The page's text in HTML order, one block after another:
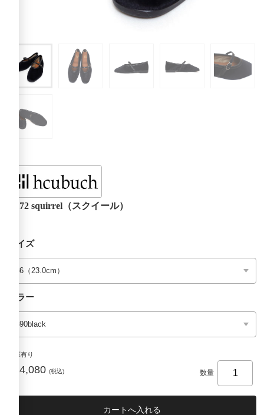
H172 squirrel（スクイール）
サイズ
カラー
在庫有り
¥14,080 (税込) 数量